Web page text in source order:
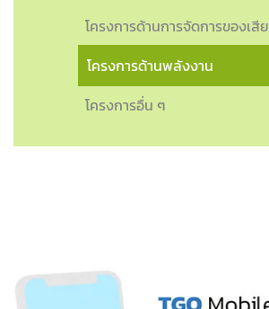
โครงการด้านการจัดการของเสีย
โครงการด้านพลังงาน
โครงการอื่น ๆ